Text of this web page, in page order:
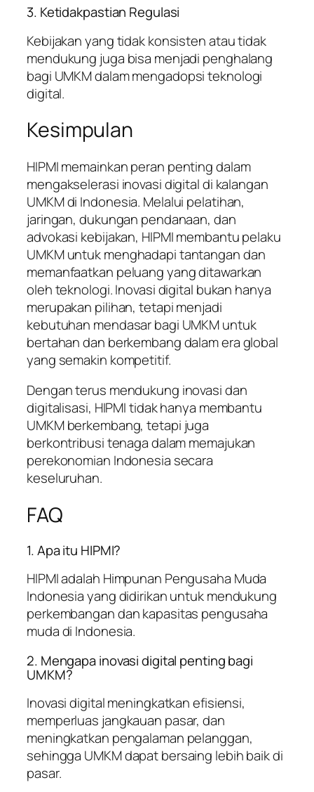
3. Ketidakpastian Regulasi
Kebijakan yang tidak konsisten atau tidak
mendukung juga bisa menjadi penghalang
bagi UMKM dalam mengadopsi teknologi
digital.
Kesimpulan
HIPMI memainkan peran penting dalam
mengakselerasi inovasi digital di kalangan
UMKM di Indonesia. Melalui pelatihan,
jaringan, dukungan pendanaan, dan
advokasi kebijakan, HIPMI membantu pelaku
UMKM untuk menghadapi tantangan dan
memanfaatkan peluang yang ditawarkan
oleh teknologi. Inovasi digital bukan hanya
merupakan pilihan, tetapi menjadi
kebutuhan mendasar bagi UMKM untuk
bertahan dan berkembang dalam era global
yang semakin kompetitif.
Dengan terus mendukung inovasi dan
digitalisasi, HIPMI tidak hanya membantu
UMKM berkembang, tetapi juga
berkontribusi tenaga dalam memajukan
perekonomian Indonesia secara
keseluruhan.
FAQ
1. Apa itu HIPMI?
HIPMI adalah Himpunan Pengusaha Muda
Indonesia yang didirikan untuk mendukung
perkembangan dan kapasitas pengusaha
muda di Indonesia.
2. Mengapa inovasi digital penting bagi
UMKM?
Inovasi digital meningkatkan efisiensi,
memperluas jangkauan pasar, dan
meningkatkan pengalaman pelanggan,
sehingga UMKM dapat bersaing lebih baik di
pasar.